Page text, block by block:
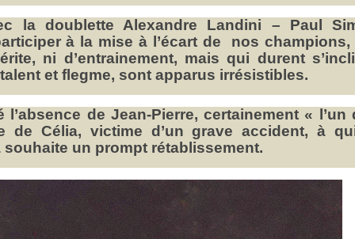
la doublette Alexandre Landini – Paul
à la mise à l’écart de nos champions,
ni d’entrainement, mais qui durent
et flegme, sont apparus irrésistibles.
de Jean-Pierre, certainement « l’un
de Célia, victime d’un grave accident, à
un prompt rétablissement.